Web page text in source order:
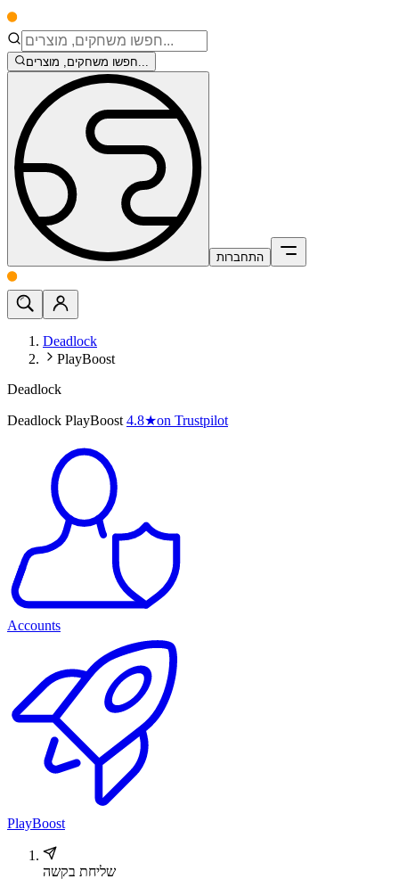
חפשו משחקים, מוצרים...
התחברות
Deadlock
PlayBoost
Deadlock
Deadlock PlayBoost 4.8★on Trustpilot
Accounts
PlayBoost
שליחת בקשה